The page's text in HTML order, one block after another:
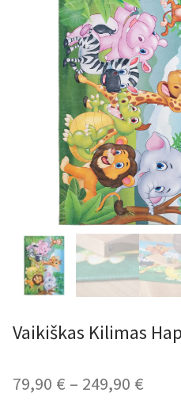
Patarimai
Apie mus
Vaikiškas Kilimas
79,90 € – 249,90 €